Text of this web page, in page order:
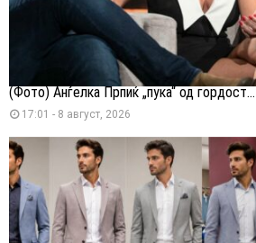
(Фото) Анѓелка Прпиќ „пука“ од гордост...
17:01 - 8 август, 2026